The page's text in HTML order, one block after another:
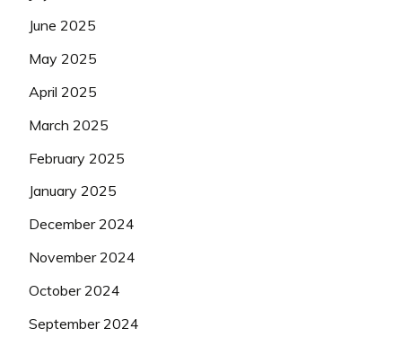
June 2025
May 2025
April 2025
March 2025
February 2025
January 2025
December 2024
November 2024
October 2024
September 2024